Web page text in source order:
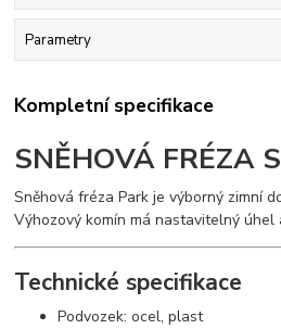
Parametry
Kompletní specifikace
SNĚHOVÁ FRÉZA
Sněhová fréza Park je výborný zimní
Výhozový komín má nastavitelný úhel
Technické specifikace
Podvozek: ocel, plast